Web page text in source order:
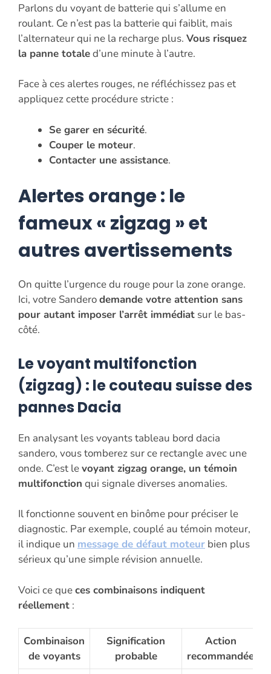
Parlons du voyant de batterie qui s’allume en
roulant. Ce n’est pas la batterie qui faiblit, mais
l’alternateur qui ne la recharge plus. Vous risquez
la panne totaled’une minute à l’autre.
Face à ces alertes rouges, ne réfléchissez pas et
appliquez cette procédure stricte :
Se garer en sécurité.
Couper le moteur.
Contacter une assistance.
Alertes orange : le
fameux « zigzag » et
autres avertissements
On quitte l’urgence du rouge pour la zone orange.
Ici, votre Sanderodemande votre attention sans
pour autant imposer l’arrêt immédiat sur le bas-
côté.
Le voyant multifonction
(zigzag) : le couteau suisse des
pannes Dacia
En analysant les voyants tableau bord dacia
sandero, vous tomberez sur ce rectangle avec une
onde. C’est levoyant zigzag orange, un témoin
multifonction qui signale diverses anomalies.
Il fonctionne souvent en binôme pour préciser le
diagnostic. Par exemple, couplé au témoin moteur,
il indique un message de défaut moteur bien plus
sérieux qu’une simple révision annuelle.
Voici ce queces combinaisons indiquent
réellement :
Combinaison
de voyants
Signification
probable
Action
recommandée